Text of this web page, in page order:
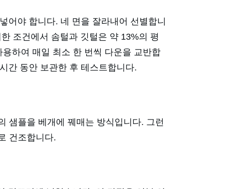
어야 합니다. 네 면을 잘라내어 선별합니
조건에서 솜털과 깃털은 약 13%의 평
하여 매일 최소 한 번씩 다운을 교반합
간 동안 보관한 후 테스트합니다.
샘플을 베개에 꿰매는 방식입니다. 그런
건조합니다.